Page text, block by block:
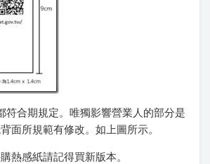
符合期規定。唯獨影響營業人的部分是
面所規範有修改。如上圖所示。
熱感紙請記得買新版本。